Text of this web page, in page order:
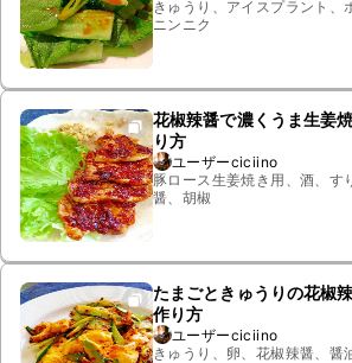
きゅうり、アイスプラント、
ニンニク
花椒辣醤で濃くうま生姜
り方
ユーザーciciino
豚ロース生姜焼き用、酒、す
醤、胡椒
たまごときゅうりの花椒
作り方
ユーザーciciino
きゅうり、卵、花椒辣醤、醤